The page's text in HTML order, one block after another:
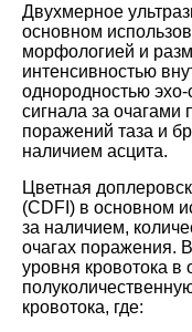
Двухмерное
основном
морфологией и
интенсивностью
однородностью
сигнала за очагами
поражений таза и
наличием асцита.
Цветная
(CDFI) в основном
за наличием,
очагах поражения.
уровня кровотока в
кровотока, где: